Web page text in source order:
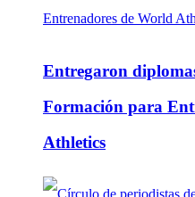
Entregaron
Formación para
Athletics